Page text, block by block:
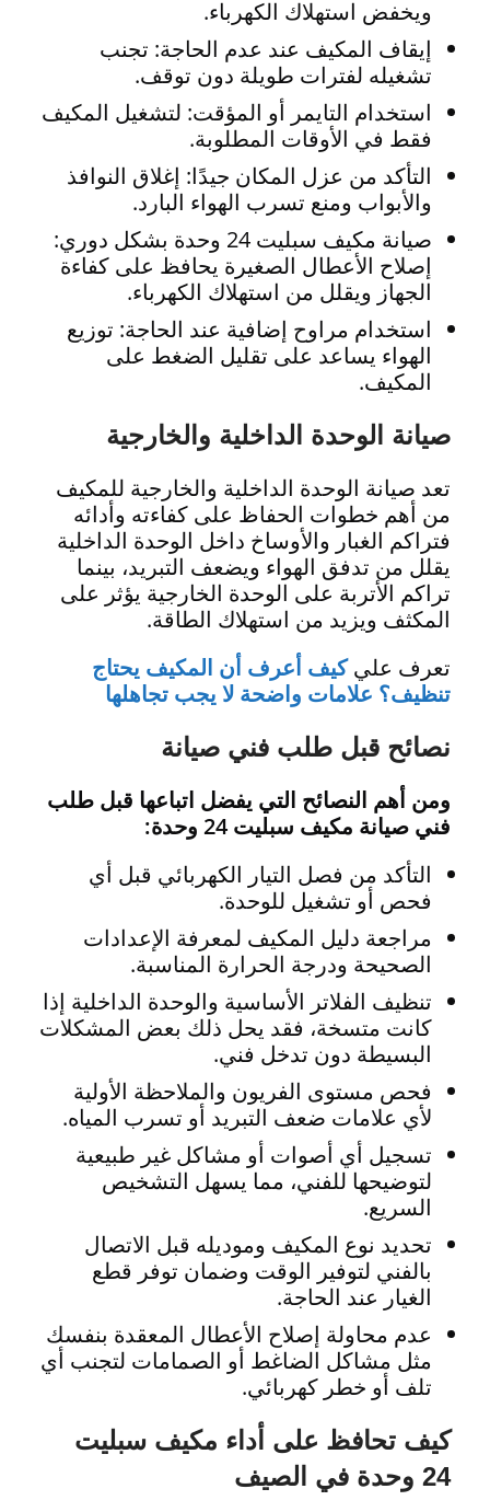
ويخفض استهلاك الكهرباء.
إيقاف المكيف عند عدم الحاجة: تجنب
تشغيله لفترات طويلة دون توقف.
استخدام التايمر أو المؤقت: لتشغيل المكيف
فقط في الأوقات المطلوبة.
التأكد من عزل المكان جيدًا: إغلاق النوافذ
والأبواب ومنع تسرب الهواء البارد.
صيانة مكيف سبليت 24 وحدة بشكل دوري:
إصلاح الأعطال الصغيرة يحافظ على كفاءة
الجهاز ويقلل من استهلاك الكهرباء.
استخدام مراوح إضافية عند الحاجة: توزيع
الهواء يساعد على تقليل الضغط على
المكيف.
صيانة الوحدة الداخلية والخارجية
تعد صيانة الوحدة الداخلية والخارجية للمكيف
من أهم خطوات الحفاظ على كفاءته وأدائه
فتراكم الغبار والأوساخ داخل الوحدة الداخلية
يقلل من تدفق الهواء ويضعف التبريد، بينما
تراكم الأتربة على الوحدة الخارجية يؤثر على
المكثف ويزيد من استهلاك الطاقة.
تعرف عليكيف أعرف أن المكيف يحتاج
تنظيف؟ علامات واضحة لا يجب تجاهلها
نصائح قبل طلب فني صيانة
ومن أهم النصائح التي يفضل اتباعها قبل طلب
فني صيانة مكيف سبليت 24 وحدة:
التأكد من فصل التيار الكهربائي قبل أي
فحص أو تشغيل للوحدة.
مراجعة دليل المكيف لمعرفة الإعدادات
الصحيحة ودرجة الحرارة المناسبة.
تنظيف الفلاتر الأساسية والوحدة الداخلية إذا
كانت متسخة، فقد يحل ذلك بعض المشكلات
البسيطة دون تدخل فني.
فحص مستوى الفريون والملاحظة الأولية
لأي علامات ضعف التبريد أو تسرب المياه.
تسجيل أي أصوات أو مشاكل غير طبيعية
لتوضيحها للفني، مما يسهل التشخيص
السريع.
تحديد نوع المكيف وموديله قبل الاتصال
بالفني لتوفير الوقت وضمان توفر قطع
الغيار عند الحاجة.
عدم محاولة إصلاح الأعطال المعقدة بنفسك
مثل مشاكل الضاغط أو الصمامات لتجنب أي
تلف أو خطر كهربائي.
كيف تحافظ على أداء مكيف سبليت
24 وحدة في الصيف